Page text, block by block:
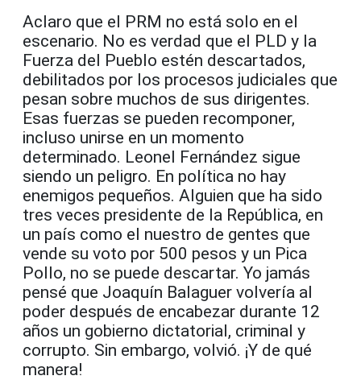
Aclaro que el PRM no está solo en el
escenario. No es verdad que el PLD y la
Fuerza del Pueblo estén descartados,
debilitados por los procesos judiciales que
pesan sobre muchos de sus dirigentes.
Esas fuerzas se pueden recomponer,
incluso unirse en un momento
determinado. Leonel Fernández sigue
siendo un peligro. En política no hay
enemigos pequeños. Alguien que ha sido
tres veces presidente de la República, en
un país como el nuestro de gentes que
vende su voto por 500 pesos y un Pica
Pollo, no se puede descartar. Yo jamás
pensé que Joaquín Balaguer volvería al
poder después de encabezar durante 12
años un gobierno dictatorial, criminal y
corrupto. Sin embargo, volvió. ¡Y de qué
manera!